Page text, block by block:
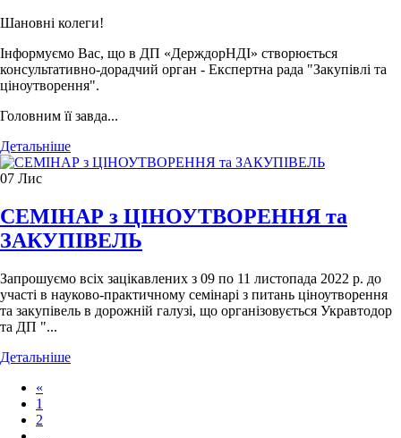
Шановні колеги!
Інформуємо Вас, що в ДП «ДерждорНДІ» створюється
консультативно-дорадчий орган - Експертна рада "Закупівлі та
ціноутворення".
Головним її завда...
Детальніше
07 Лис
СЕМІНАР з ЦІНОУТВОРЕННЯ та
ЗАКУПІВЕЛЬ
Запрошуємо всіх зацікавлених з 09 по 11 листопада 2022 р. до
участі в науково-практичному семінарі з питань ціноутворення
та закупівель в дорожній галузі, що організовується Укравтодор
та ДП "...
Детальніше
«
1
2